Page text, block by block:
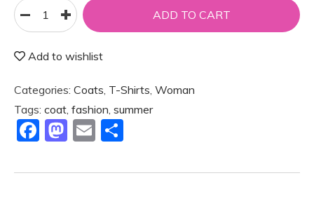
ADD TO CART
Add to wishlist
Categories: Coats, T-Shirts, Woman
Tags: coat, fashion, summer
F
c
M
st
E
ai ar